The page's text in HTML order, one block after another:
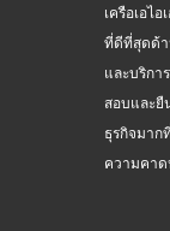
เครือเอไ
ที่ดีที่สุดด้า
และบริกา
สอบและ
ธุรกิจมาก
ความคา